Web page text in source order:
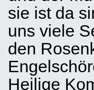
sie ist da
uns viele
den
Heilige